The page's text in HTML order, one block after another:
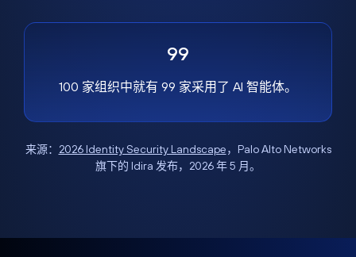
99
100 家组织中就有 99 家采用了 AI 智能体。
来源： 2026 Identity Security Landscape，Palo Alto Networks
旗下的 Idira 发布，2026 年 5 月。